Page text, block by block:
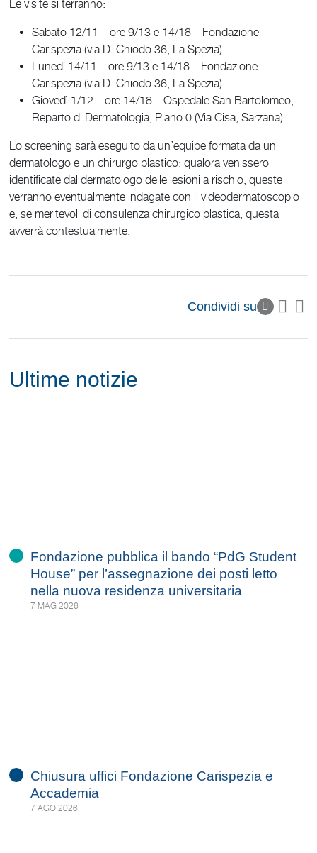
Le visite si terranno:
Sabato 12/11 – ore 9/13 e 14/18 – Fondazione
Carispezia (via D. Chiodo 36, La Spezia)
Lunedì 14/11 – ore 9/13 e 14/18 – Fondazione
Carispezia (via D. Chiodo 36, La Spezia)
Giovedì 1/12 – ore 14/18 – Ospedale San Bartolomeo,
Reparto di Dermatologia, Piano 0 (Via Cisa, Sarzana)
Lo screening sarà eseguito da un’equipe formata da un
dermatologo e un chirurgo plastico: qualora venissero
identificate dal dermatologo delle lesioni a rischio, queste
verranno eventualmente indagate con il videodermatoscopio
e, se meritevoli di consulenza chirurgico plastica, questa
avverrà contestualmente.
Condividi su
Ultime notizie
Fondazione pubblica il bando “PdG Student
House” per l’assegnazione dei posti letto
nella nuova residenza universitaria
7 MAG 2026
Chiusura uffici Fondazione Carispezia e
Accademia
7 AGO 2026